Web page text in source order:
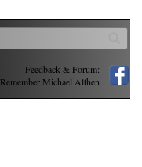
Feedback & Forum:
Remember Michael Althen